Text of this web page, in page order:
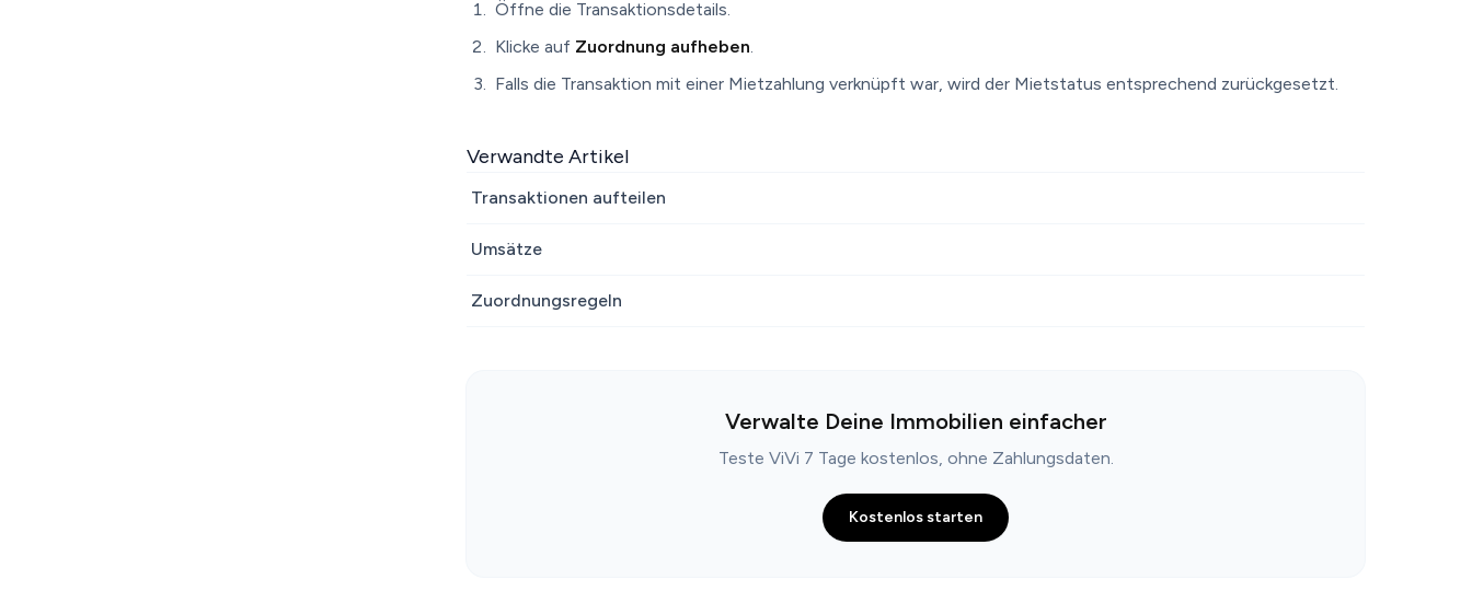
Öffne die Transaktionsdetails.
Klicke auf Zuordnung aufheben.
Falls die Transaktion mit einer Mietzahlung verknüpft war, wird der Mietstatus entsprechend zurückgesetzt.
Verwandte Artikel
Transaktionen aufteilen
Umsätze
Zuordnungsregeln
Verwalte Deine Immobilien einfacher
Teste ViVi 7 Tage kostenlos, ohne Zahlungsdaten.
Kostenlos starten